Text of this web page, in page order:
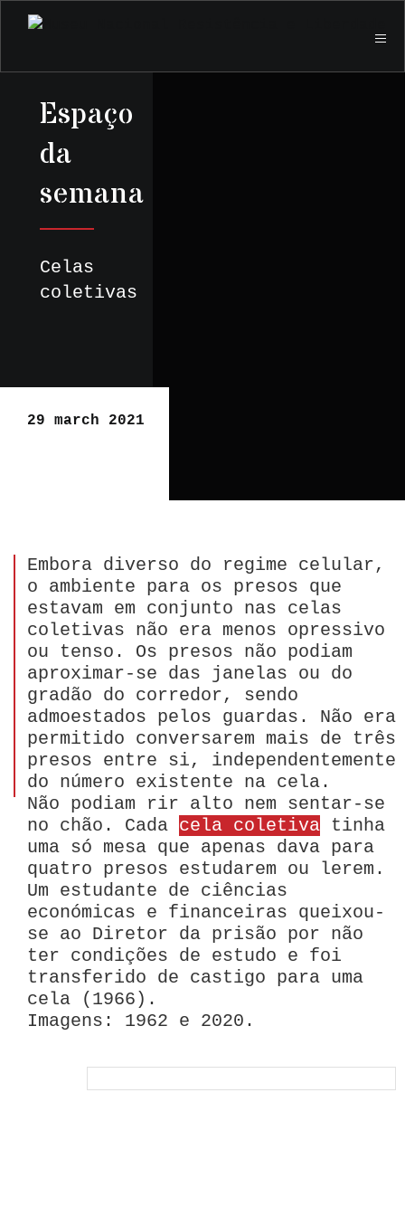
Espaço
da
semana
Celas
coletivas
29 march 2021
Embora diverso do regime celular,
o ambiente para os presos que
estavam em conjunto nas celas
coletivas não era menos opressivo
ou tenso. Os presos não podiam
aproximar-se das janelas ou do
gradão do corredor, sendo
admoestados pelos guardas. Não era
permitido conversarem mais de três
presos entre si, independentemente
do número existente na cela.
Não podiam rir alto nem sentar-se
no chão. Cada cela coletiva tinha
uma só mesa que apenas dava para
quatro presos estudarem ou lerem.
Um estudante de ciências
económicas e financeiras queixou-
se ao Diretor da prisão por não
ter condições de estudo e foi
transferido de castigo para uma
cela (1966).
Imagens: 1962 e 2020.